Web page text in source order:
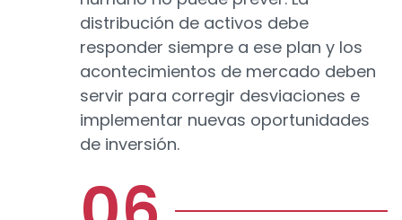
distribución de activos debe
responder siempre a ese plan y los
acontecimientos de mercado deben
servir para corregir desviaciones e
implementar nuevas oportunidades
de inversión.